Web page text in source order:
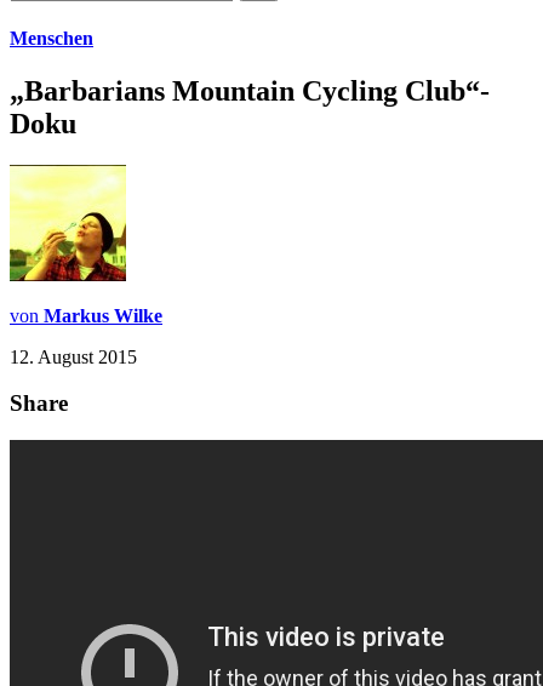
Menschen
„Barbarians Mountain Cycling Club“-
Doku
von Markus Wilke
12. August 2015
Share